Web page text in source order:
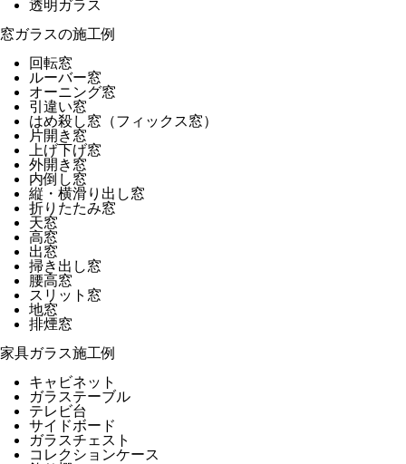
透明ガラス
窓ガラスの施工例
回転窓
ルーバー窓
オーニング窓
引違い窓
はめ殺し窓（フィックス窓）
片開き窓
上げ下げ窓
外開き窓
内倒し窓
縦・横滑り出し窓
折りたたみ窓
天窓
高窓
出窓
掃き出し窓
腰高窓
スリット窓
地窓
排煙窓
家具ガラス施工例
キャビネット
ガラステーブル
テレビ台
サイドボード
ガラスチェスト
コレクションケース